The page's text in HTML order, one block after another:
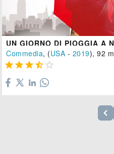
UN GIORNO DI PIOGGIA A
Commedia, (USA - 2019), 92
    